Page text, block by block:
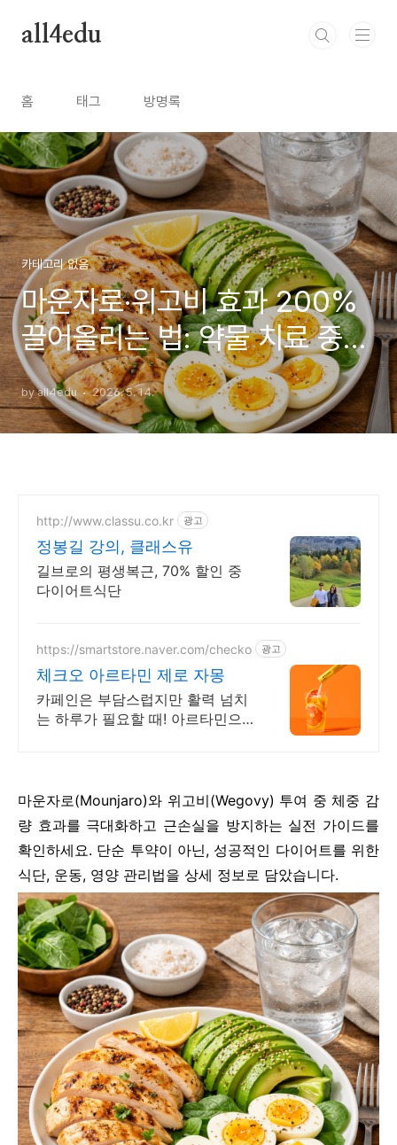
all4edu
홈 태그 방명록
카테고리 없음
마운자로·위고비 효과 200%
끌어올리는 법: 약물 치료 중
꼭 지켜야 할 식단과 생활 습관
총정리
by all4edu 2026. 5. 14.
http://www.classu.co.kr 광고
정봉길 강의, 클래스유
길브로의 평생복근, 70% 할인 중
다이어트식단
https://smartstore.naver.com/checko 광고
체크오 아르타민 제로 자몽
카페인은 부담스럽지만 활력 넘치
는 하루가 필요할 때! 아르타민으
마운자로(Mounjaro)와 위고비(Wegovy) 투여 중 체중 감
량 효과를 극대화하고 근손실을 방지하는 실전 가이드를
확인하세요. 단순 투약이 아닌, 성공적인 다이어트를 위한
식단, 운동, 영양 관리법을 상세 정보로 담았습니다.